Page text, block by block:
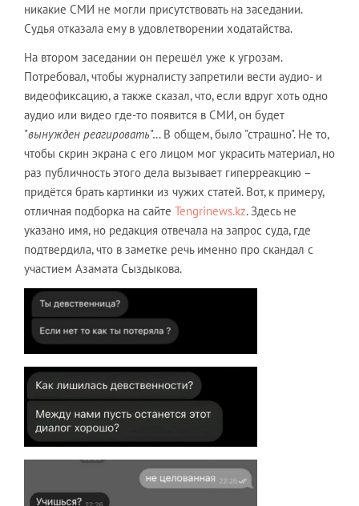
никакие СМИ не могли присутствовать на заседании.
Судья отказала ему в удовлетворении ходатайства.
На втором заседании он перешёл уже к угрозам.
Потребовал, чтобы журналисту запретили вести аудио- и
видеофиксацию, а также сказал, что, если вдруг хоть одно
аудио или видео где-то появится в СМИ, он будет
"вынужден реагировать"… В общем, было "страшно". Не то,
чтобы скрин экрана с его лицом мог украсить материал, но
раз публичность этого дела вызывает гиперреакцию –
придётся брать картинки из чужих статей. Вот, к примеру,
отличная подборка на сайте Tengrinews.kz. Здесь не
указано имя, но редакция отвечала на запрос суда, где
подтвердила, что в заметке речь именно про скандал с
участием Азамата Сыздыкова.